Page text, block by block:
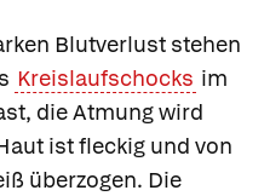
Blutverlust stehen
Kreislaufschocks im
die Atmung wird
ist fleckig und von
überzogen. Die